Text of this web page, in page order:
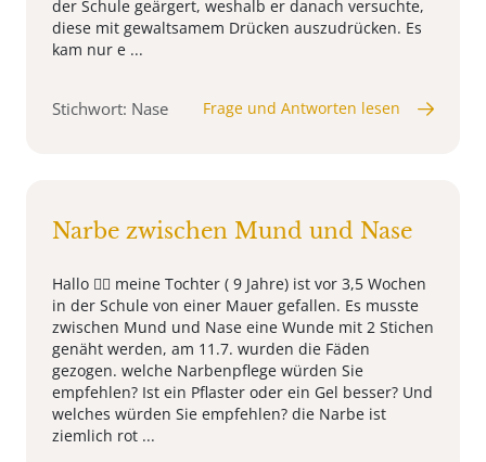
der Schule geärgert, weshalb er danach versuchte,
diese mit gewaltsamem Drücken auszudrücken. Es
kam nur e ...
Stichwort: Nase Frage und Antworten lesen
Narbe zwischen Mund und Nase
Hallo 🙋‍♀️ meine Tochter ( 9 Jahre) ist vor 3,5 Wochen
in der Schule von einer Mauer gefallen. Es musste
zwischen Mund und Nase eine Wunde mit 2 Stichen
genäht werden, am 11.7. wurden die Fäden
gezogen. welche Narbenpflege würden Sie
empfehlen? Ist ein Pflaster oder ein Gel besser? Und
welches würden Sie empfehlen? die Narbe ist
ziemlich rot ...